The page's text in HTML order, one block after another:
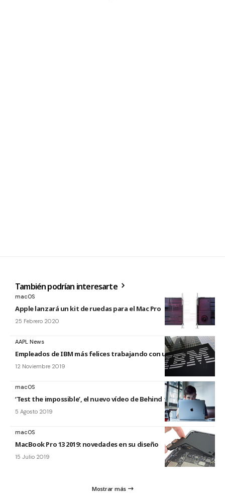
También podrían interesarte
macOS
Apple lanzará un kit de ruedas para el Mac Pro
25 Febrero 2020
AAPL News
Empleados de IBM más felices trabajando con un Mac
12 Noviembre 2019
macOS
‘Test the impossible’, el nuevo vídeo de Behind the Mac
5 Agosto 2019
macOS
MacBook Pro 13 2019: novedades en su diseño
15 Julio 2019
Mostrar más